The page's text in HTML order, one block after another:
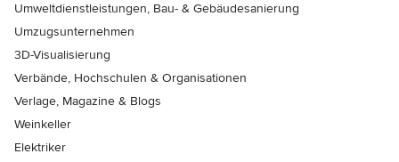
Umweltdienstleistungen, Bau- & Gebäudesanierung
Umzugsunternehmen
3D-Visualisierung
Verbände, Hochschulen & Organisationen
Verlage, Magazine & Blogs
Weinkeller
Elektriker